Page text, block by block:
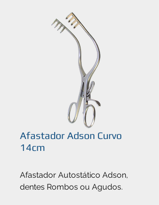
Afastador Adson Curvo
14cm
Afastador Autostático Adson,
dentes Rombos ou Agudos.